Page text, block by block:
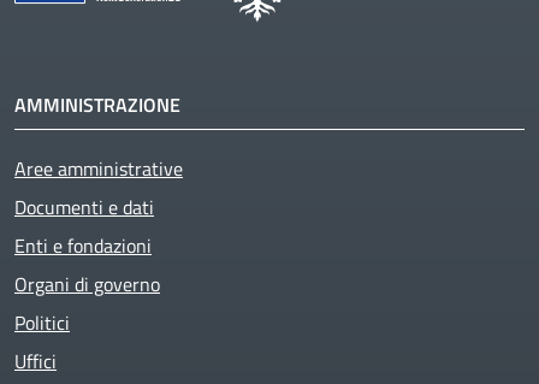
AMMINISTRAZIONE
Aree amministrative
Documenti e dati
Enti e fondazioni
Organi di governo
Politici
Uffici